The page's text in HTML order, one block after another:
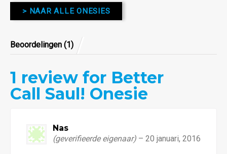
> NAAR ALLE ONESIES
Beoordelingen (1)
1 review for Better
Call Saul! Onesie
Nas
(geverifieerde eigenaar) – 20 januari, 2016